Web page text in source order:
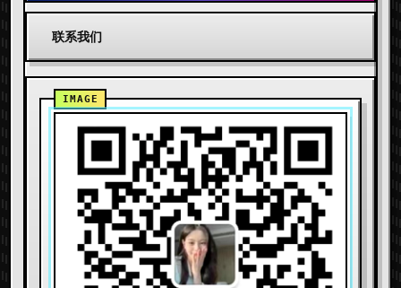
联系我们